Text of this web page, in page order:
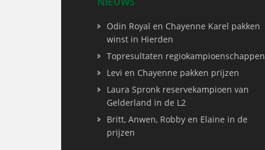
Odin Royal en Chayenne Karel pakken
winst in Hierden
Topresultaten regiokampioenschappen
Levi en Chayenne pakken prijzen
Laura Spronk reservekampioen van
Gelderland in de L2
Britt, Anwen, Robby en Elaine in de
prijzen